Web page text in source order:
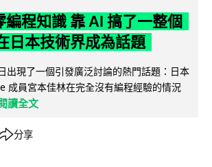
編程知識 靠 AI 搞了一整個
日本技術界成為話題
出現了一個引發廣泛討論的熱門話題：日本
成員宮本佳林在完全沒有編程經驗的情況
閱讀全文
分享